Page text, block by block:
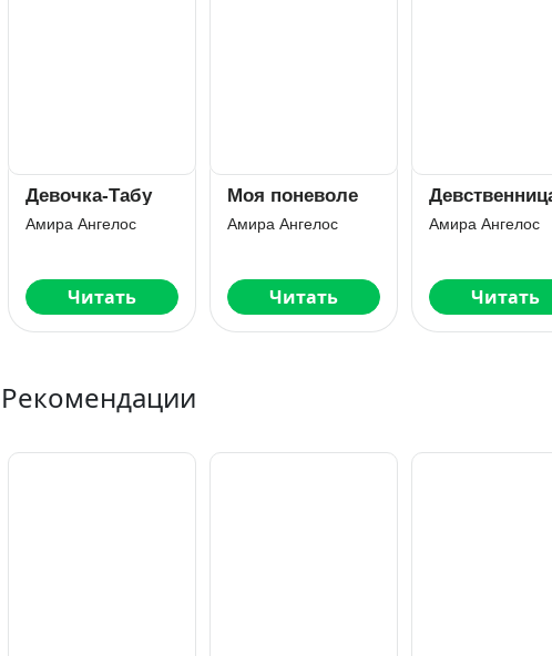
Девочка-Табу
Амира Ангелос
Читать
Моя поневоле
Амира Ангелос
Читать
Амира Ангелос
Читать
Рекомендации